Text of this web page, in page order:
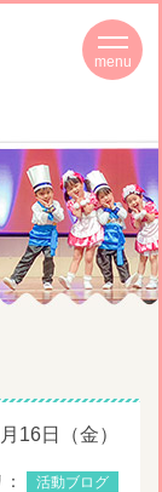
16日（金）
活動ブログ